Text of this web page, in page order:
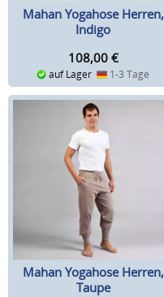
Mahan Yogahose Herren,
Indigo
108,00 €
auf Lager 1-3 Tage
Mahan Yogahose Herren,
Taupe